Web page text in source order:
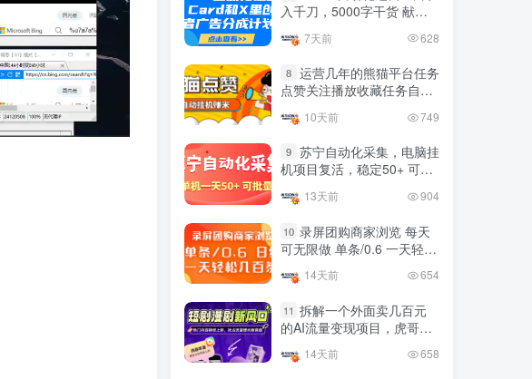
最新快手极速版秒货脚本，
直播间扫货必备神器【秒货
2年前 4556人已阅读
TOP8
0粉0基础抖音做旅游直播，
30天带货250万GMV，纯利
10万，及经验
TOP9
国内最多电脑挂机赚钱项目
TOP10
友情链接申请联系虎哥
入千刀，5000字干货 献给
7天前 628
8 运营几年的熊猫平台任务
点赞关注播放收藏任务自动
量
10天前 749
9 苏宁自动化采集，电脑挂
机项目复活，稳定50+ 可批
13天前 904
10 录屏团购商家浏览 每天
可无限做 单条/0.6 一天轻松
14天前 654
11 拆解一个外面卖几百元
的AI流量变现项目，虎哥这
14天前 658